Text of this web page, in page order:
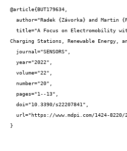
@article{BUT179634,
Charging Stations, Renewable Energy,
}